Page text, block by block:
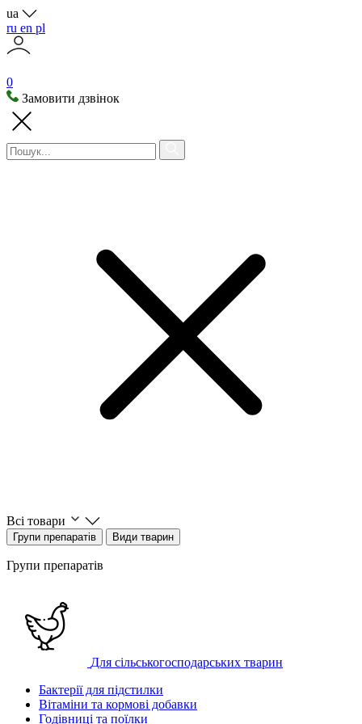
ua
ru en pl
0
Замовити дзвінок
Всі товари
Групи препаратів Види тварин
Групи препаратів
Для сільськогосподарських тварин
Бактерії для підстилки
Вітаміни та кормові добавки
Годівниці та поїлки